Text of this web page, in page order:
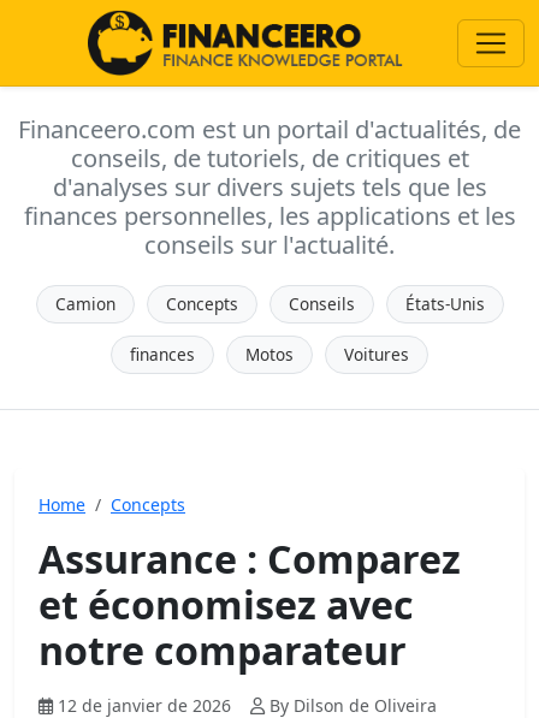
Financeero.com est un portail d'actualités, de
conseils, de tutoriels, de critiques et
d'analyses sur divers sujets tels que les
finances personnelles, les applications et les
conseils sur l'actualité.
Camion Concepts Conseils États-Unis
finances Motos Voitures
Home Concepts
Assurance : Comparez
et économisez avec
notre comparateur
12 de janvier de 2026 By Dilson de Oliveira